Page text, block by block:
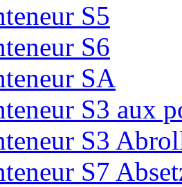
S5
S6
SA
S3 aux
S3
S7